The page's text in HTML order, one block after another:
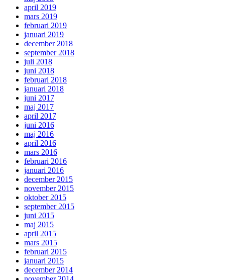
april 2019
mars 2019
februari 2019
januari 2019
december 2018
september 2018
juli 2018
juni 2018
februari 2018
januari 2018
juni 2017
maj 2017
april 2017
juni 2016
maj 2016
april 2016
mars 2016
februari 2016
januari 2016
december 2015
november 2015
oktober 2015
september 2015
juni 2015
maj 2015
april 2015
mars 2015
februari 2015
januari 2015
december 2014